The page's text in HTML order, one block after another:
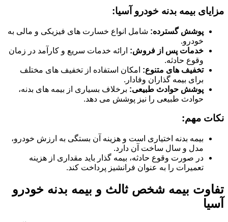
مزایای بیمه بدنه خودرو آسیا:
پوشش گسترده: شامل انواع خسارت های فیزیکی و مالی به
خودرو.
خدمات پس از فروش: ارائه خدمات سریع و کارآمد در زمان
وقوع حادثه.
تخفیف های متنوع: امکان استفاده از تخفیف های مختلف
برای بیمه گذاران وفادار.
پوشش حوادث طبیعی: برخلاف بسیاری از بیمه های بدنه،
حوادث طبیعی را نیز پوشش می دهد.
نکات مهم:
بیمه بدنه اختیاری است و هزینه آن بستگی به ارزش خودرو،
مدل و سال ساخت آن دارد.
در صورت وقوع حادثه، بیمه گذار باید مقداری از هزینه
تعمیرات را به عنوان فرانشیز پرداخت کند.
تفاوت بیمه شخص ثالث و بیمه بدنه خودرو
آسیا